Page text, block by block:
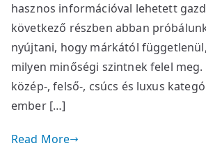
hasznos információval lehetett
következő részben abban
nyújtani, hogy márkától
milyen minőségi szintnek felel meg.
közép-, felső-, csúcs és luxus
ember […]
Read More